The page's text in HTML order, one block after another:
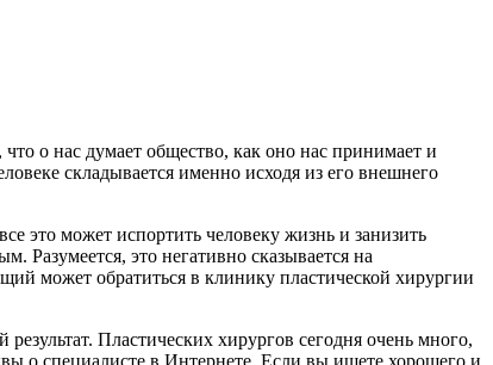
о нас думает общество, как оно нас принимает и
складывается именно исходя из его внешнего
это может испортить человеку жизнь и занизить
Разумеется, это негативно сказывается на
может обратиться в клинику пластической хирургии
Пластических хирургов сегодня очень много,
о специалисте в Интернете. Если вы ищете хорошего и